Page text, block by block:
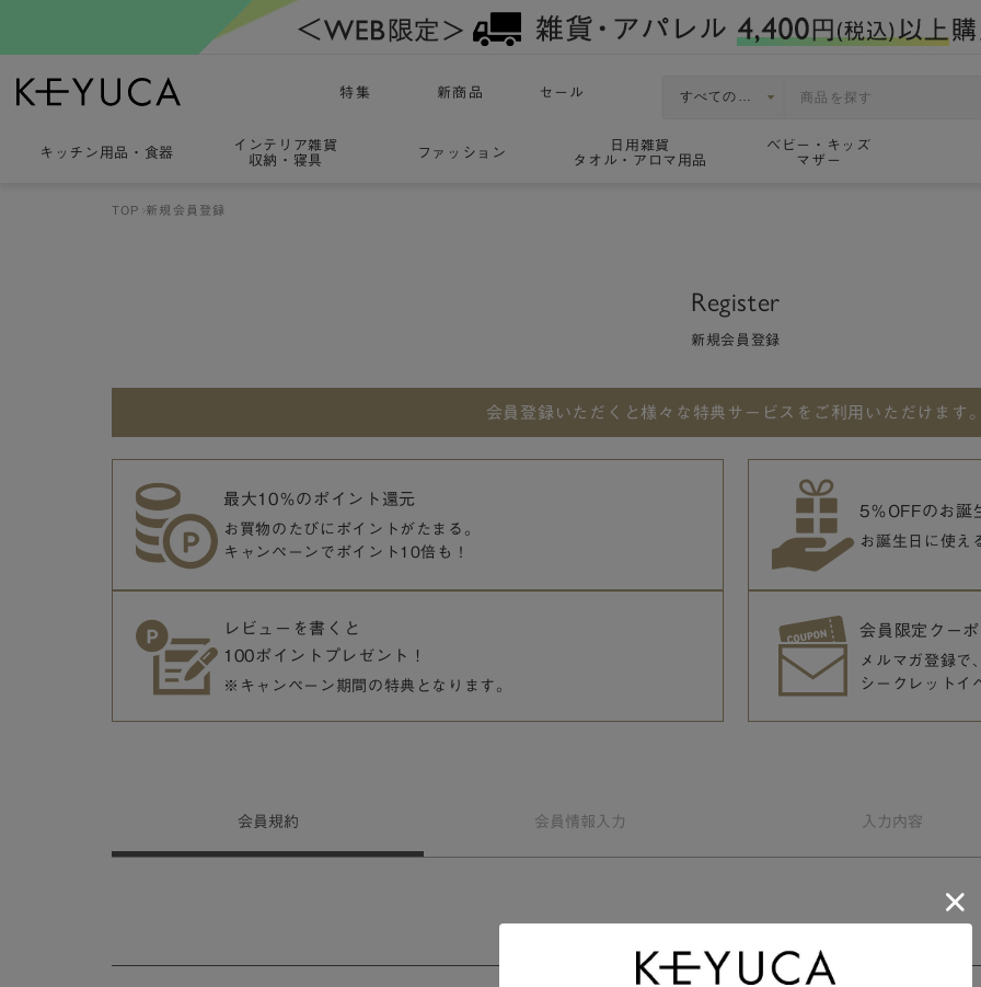
特集 新商品 セール
キッチン用品 ・ 食器
インテリア雑貨
収納・寝具
ファッション
日用雑貨
タオル・アロマ用品
ベビー・キッズ
マザー
TOP 新規会員登録
Register
新規会員登録
会員登録いただくと 様々な特典サービスをご利用いただけます。
最大10％のポイント還元
お買物のたびにポイントがたまる。
キャンペーンでポイント10倍も！
5％OFFのお誕
お誕生日に使え
レビューを書くと
100ポイントプレゼント！
※キャンペーン期間の特典となります。
会員限定クーポ
メルマガ登録で
シークレットイ
会員 規約 会員情報 入力 入力 内容